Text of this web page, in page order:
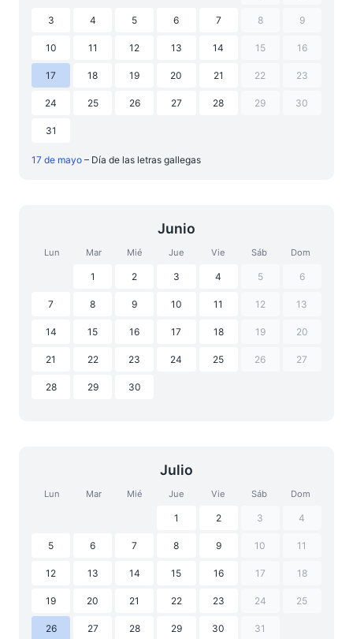
3 4 5 6 7 8 9
10 11 12 13 14 15 16
17 18 19 20 21 22 23
24 25 26 27 28 29 30
31
17 de mayo – Día de las letras gallegas
Junio
Lun Mar Mié Jue Vie Sáb Dom
1 2 3 4 5 6
7 8 9 10 11 12 13
14 15 16 17 18 19 20
21 22 23 24 25 26 27
28 29 30
Julio
Lun Mar Mié Jue Vie Sáb Dom
1 2 3 4
5 6 7 8 9 10 11
12 13 14 15 16 17 18
19 20 21 22 23 24 25
26 27 28 29 30 31